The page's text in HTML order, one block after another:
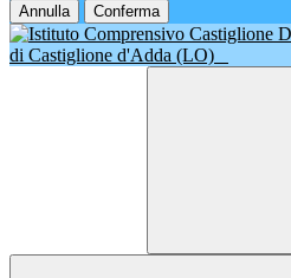
Annulla Conferma
di Castiglione d'Adda (LO)